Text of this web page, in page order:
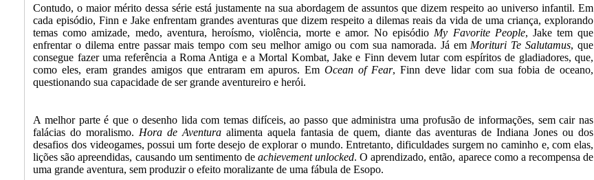
Contudo, o maior mérito dessa série está justamente na sua abordagem de assuntos que dizem respeito ao universo infantil. Em
cada episódio, Finn e Jake enfrentam grandes aventuras que dizem respeito a dilemas reais da vida de uma criança, explorando
temas como amizade, medo, aventura, heroísmo, violência, morte e amor. No episódio My Favorite People, Jake tem que
enfrentar o dilema entre passar mais tempo com seu melhor amigo ou com sua namorada. Já em Morituri Te Salutamus, que
consegue fazer uma referência a Roma Antiga e a Mortal Kombat, Jake e Finn devem lutar com espíritos de gladiadores, que,
como eles, eram grandes amigos que entraram em apuros. EmOcean of Fear, Finn deve lidar com sua fobia de oceano,
questionando sua capacidade de ser grande aventureiro e herói.
A melhor parte é que o desenho lida com temas difíceis, ao passo que administra uma profusão de informações, sem cair nas
falácias do moralismo. Hora de Aventura alimenta aquela fantasia de quem, diante das aventuras de Indiana Jones ou dos
desafios dos videogames, possui um forte desejo de explorar o mundo. Entretanto, dificuldades surgem no caminho e, com elas,
lições são apreendidas, causando um sentimento de achievement unlocked. O aprendizado, então, aparece como a recompensa de
uma grande aventura, sem produzir o efeito moralizante de uma fábula de Esopo.